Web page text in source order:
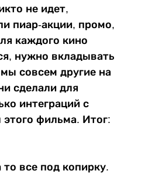
не идет,
пиар-акции, промо,
каждого кино
нужно вкладывать
совсем другие на
сделали для
интеграций с
фильма. Итог:
все под копирку.